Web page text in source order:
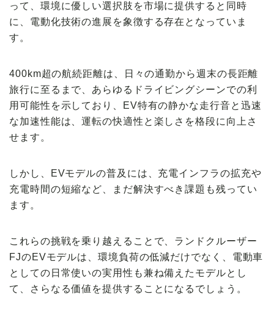
って、環境に優しい選択肢を市場に提供すると同時
に、電動化技術の進展を象徴する存在となっていま
す。
400km超の航続距離は、日々の通勤から週末の長距離
旅行に至るまで、あらゆるドライビングシーンでの利
用可能性を示しており、EV特有の静かな走行音と迅速
な加速性能は、運転の快適性と楽しさを格段に向上さ
せます。
しかし、EVモデルの普及には、充電インフラの拡充や
充電時間の短縮など、まだ解決すべき課題も残ってい
ます。
これらの挑戦を乗り越えることで、ランドクルーザー
FJのEVモデルは、環境負荷の低減だけでなく、電動車
としての日常使いの実用性も兼ね備えたモデルとし
て、さらなる価値を提供することになるでしょう。